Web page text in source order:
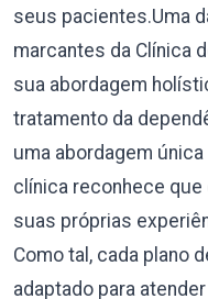
seus pacientes.Uma
marcantes da Clínica
sua abordagem
tratamento da
uma abordagem
clínica reconhece
suas próprias
Como tal, cada plano
adaptado para